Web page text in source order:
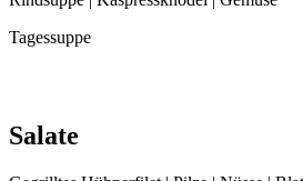
Tagessuppe
Salate